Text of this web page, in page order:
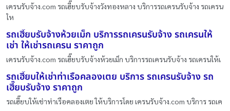
เครนรับจ้าง.com รถเฮี๊ยบรับจ้างวังทองหลาง บริการรถเครนรับจ้าง รถเครน
ให
รถเฮี๊ยบรับจ้างห้วยเม็ก บริการรถเครนรับจ้าง รถเครนให้
เช่า ให้เช่ารถเครน ราคาถูก
เครนรับจ้าง.com รถเฮี๊ยบรับจ้างห้วยเม็ก บริการรถเครนรับจ้าง รถเครนให้เ
รถเฮี๊ยบให้เช่าท่าเรือคลองเตย บริการ รถเครนรับจ้าง รถ
เฮี๊ยบรับจ้าง ราคาถูก
รถเฮี๊ยบให้เช่าท่าเรือคลองเตย ให้บริการโดย เครนรับจ้าง.com บริการ รถเค